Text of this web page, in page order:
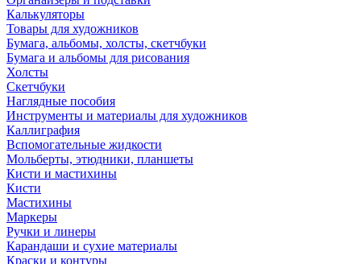
Калькуляторы
Товары для художников
Бумага, альбомы, холсты, скетчбуки
Бумага и альбомы для рисования
Холсты
Скетчбуки
Наглядные пособия
Инструменты и материалы для художников
Каллиграфия
Вспомогательные жидкости
Мольберты, этюдники, планшеты
Кисти и мастихины
Кисти
Мастихины
Маркеры
Ручки и линеры
Карандаши и сухие материалы
Краски и контуры